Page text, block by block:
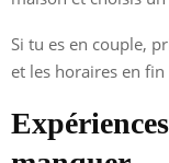
Si tu es en couple,
et les horaires en